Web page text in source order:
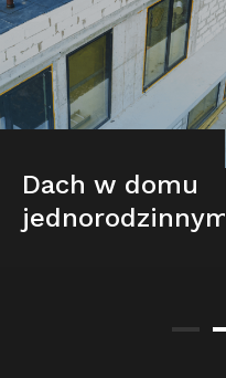
Dach w domu
jednorodzinnym